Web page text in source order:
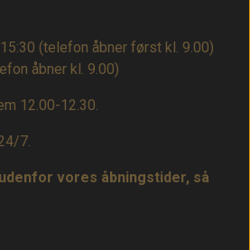
(telefon åbner først kl. 9.00)
åbner kl. 9.00)
12.00-12.30.
7.
vores åbningstider, så